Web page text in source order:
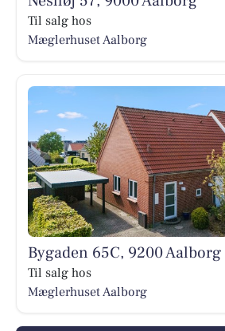
Til salg hos
Mæglerhuset Aalborg
Bygaden 65C, 9200 Aalborg
Til salg hos
Mæglerhuset Aalborg